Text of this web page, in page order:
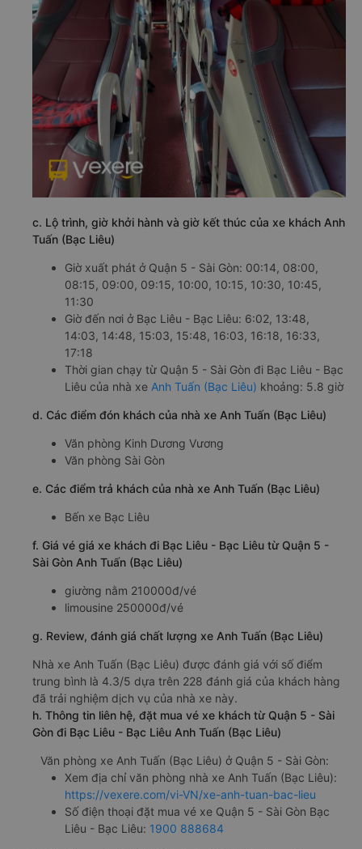
c. Lộ trình, giờ khởi hành và giờ kết thúc của xe khách Anh
Tuấn (Bạc Liêu)
Giờ xuất phát ở Quận 5 - Sài Gòn: 00:14, 08:00,
08:15, 09:00, 09:15, 10:00, 10:15, 10:30, 10:45,
11:30
Giờ đến nơi ở Bạc Liêu - Bạc Liêu: 6:02, 13:48,
14:03, 14:48, 15:03, 15:48, 16:03, 16:18, 16:33,
17:18
Thời gian chạy từ Quận 5 - Sài Gòn đi Bạc Liêu - Bạc
Liêu của nhà xe Anh Tuấn (Bạc Liêu) khoảng: 5.8 giờ
d. Các điểm đón khách của nhà xe Anh Tuấn (Bạc Liêu)
Văn phòng Kinh Dương Vương
Văn phòng Sài Gòn
e. Các điểm trả khách của nhà xe Anh Tuấn (Bạc Liêu)
Bến xe Bạc Liêu
f. Giá vé giá xe khách đi Bạc Liêu - Bạc Liêu từ Quận 5 -
Sài Gòn Anh Tuấn (Bạc Liêu)
giường nằm 210000đ/vé
limousine 250000đ/vé
g. Review, đánh giá chất lượng xe Anh Tuấn (Bạc Liêu)
Nhà xe Anh Tuấn (Bạc Liêu) được đánh giá với số điểm
trung bình là 4.3/5 dựa trên 228 đánh giá của khách hàng
đã trải nghiệm dịch vụ của nhà xe này.
h. Thông tin liên hệ, đặt mua vé xe khách từ Quận 5 - Sài
Gòn đi Bạc Liêu - Bạc Liêu Anh Tuấn (Bạc Liêu)
Văn phòng xe Anh Tuấn (Bạc Liêu) ở Quận 5 - Sài Gòn:
Xem địa chỉ văn phòng nhà xe Anh Tuấn (Bạc Liêu):
https://vexere.com/vi-VN/xe-anh-tuan-bac-lieu
Số điện thoại đặt mua vé xe Quận 5 - Sài Gòn Bạc
Liêu - Bạc Liêu: 1900 888684